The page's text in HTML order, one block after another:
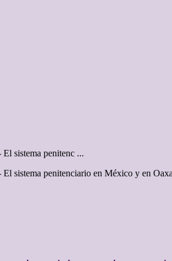
sistema penitenc ...
penitenciario en México y en